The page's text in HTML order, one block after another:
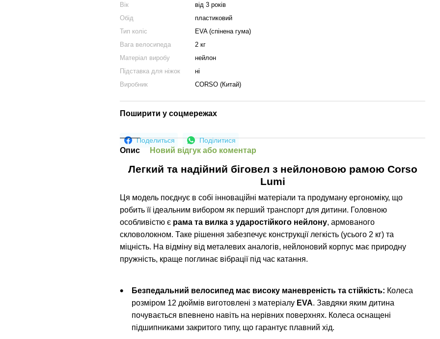
Вік
від 3 років
Обід
пластиковий
Тип коліс
EVA (спінена гума)
Вага велосипеда
2 кг
Матеріал виробу
нейлон
Підставка для ніжок
ні
Виробник
CORSO (Китай)
Поширити у соцмережах
Поделиться Поділитися
Опис Новий відгук або коментар
Легкий та надійний біговел з нейлоновою рамою Corso
Lumi
Ця модель поєднує в собі інноваційні матеріали та продуману ергономіку, що
робить її ідеальним вибором як перший транспорт для дитини. Головною
особливістю є рама та вилка з ударостійкого нейлону, армованого
скловолокном. Таке рішення забезпечує конструкції легкість (усього 2 кг) та
міцність. На відміну від металевих аналогів, нейлоновий корпус має природну
пружність, краще поглинає вібрації під час катання.
Безпедальний велосипед має високу маневреність та стійкість: Колеса
розміром 12 дюймів виготовлені з матеріалу EVA. Завдяки яким дитина
почувається впевнено навіть на нерівних поверхнях. Колеса оснащені
підшипниками закритого типу, що гарантує плавний хід.